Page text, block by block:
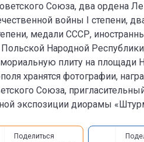
Союза, два ордена
войны I степени,
медали СССР,
Народной
плиту на площади
хранятся фотографии,
Союза,
экспозиции диорамы
Поделиться